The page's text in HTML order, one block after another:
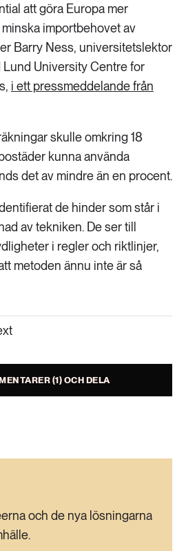
att göra Europa mer
importbehovet av
Barry Ness, universitetslektor
University Centre for
i ett pressmeddelande från
skulle omkring 18
kunna använda
det av mindre än en procent.
de hinder som står i
av tekniken. De ser till
i regler och riktlinjer,
metoden ännu inte är så
(1) OCH DELA
och de nya lösningarna